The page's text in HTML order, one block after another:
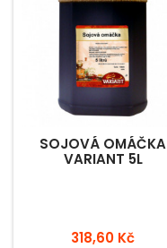
SOJOVÁ OMÁČKA
VARIANT 5L
Cena
318,60 Kč